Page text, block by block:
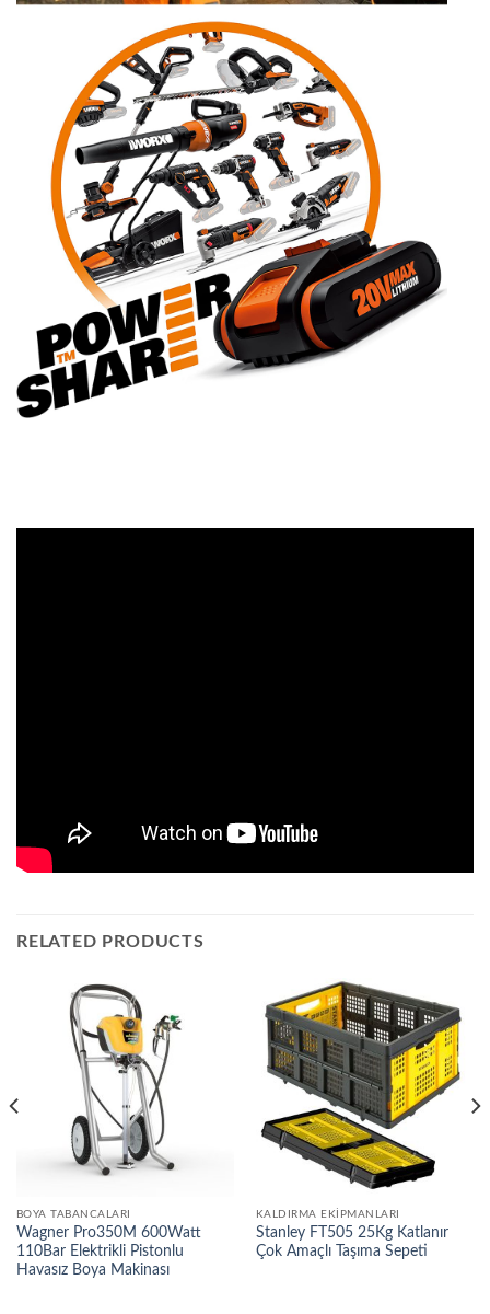
RELATED PRODUCTS
BOYA TABANCALARI
Wagner Pro350M 600Watt
110Bar Elektrikli Pistonlu
Havasız Boya Makinası
KALDIRMA EKIPMANLARI
Stanley FT505 25Kg Katlanır
Çok Amaçlı Taşıma Sepeti